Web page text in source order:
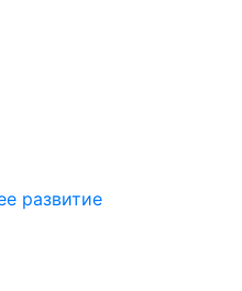
развитие